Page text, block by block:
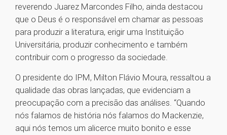
reverendo Juarez Marcondes Filho, ainda destacou
que o Deus é o responsável em chamar as pessoas
para produzir a literatura, erigir uma Instituição
Universitária, produzir conhecimento e também
contribuir com o progresso da sociedade.
O presidente do IPM, Milton Flávio Moura, ressaltou a
qualidade das obras lançadas, que evidenciam a
preocupação com a precisão das análises. “Quando
nós falamos de história nós falamos do Mackenzie,
aqui nós temos um alicerce muito bonito e esse